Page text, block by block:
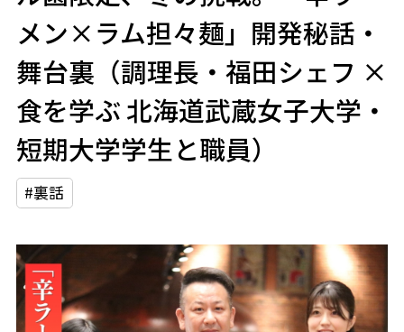
メン×ラム担々麺」開発秘話・
舞台裏（調理長・福田シェフ ×
食を学ぶ 北海道武蔵女子大学・
短期大学学生と職員）
#裏話